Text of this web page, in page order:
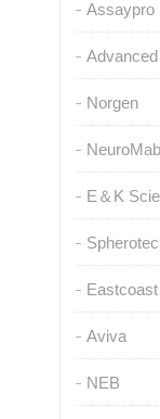
Assaypro
Norgen
NeuroMab
E＆K
Eastcoast
Aviva
NEB